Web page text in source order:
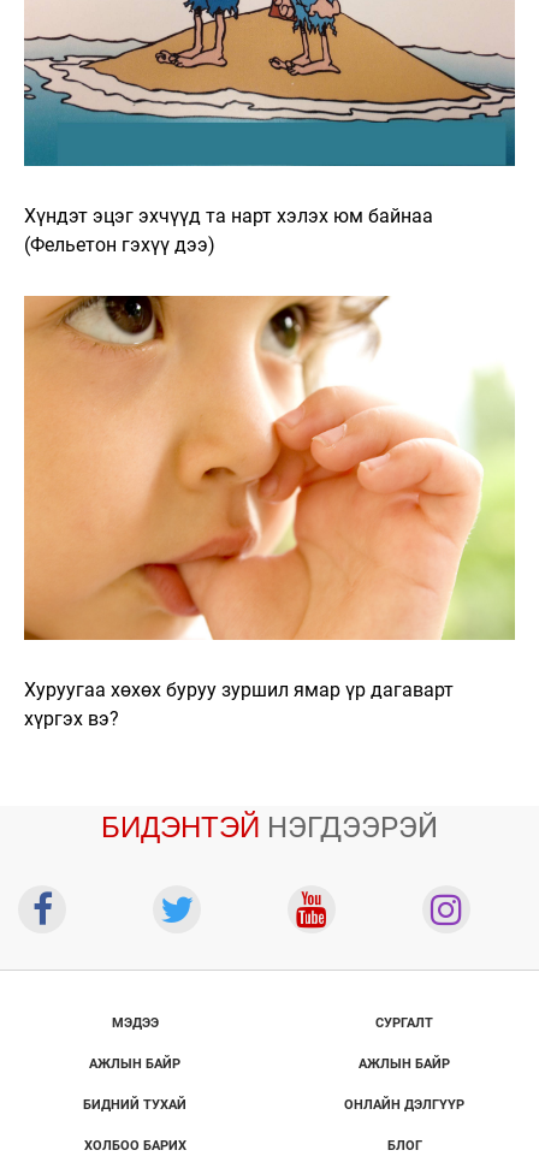
Хүндэт эцэг эхчүүд та нарт хэлэх юм байнаа
(Фельетон гэхүү дээ)
Хуруугаа хөхөх буруу зуршил ямар үр дагаварт
хүргэх вэ?
БИДЭНТЭЙ НЭГДЭЭРЭЙ
МЭДЭЭ
АЖЛЫН БАЙР
БИДНИЙ ТУХАЙ
ХОЛБОО БАРИХ
СУРГАЛТ
АЖЛЫН БАЙР
ОНЛАЙН ДЭЛГҮҮР
БЛОГ